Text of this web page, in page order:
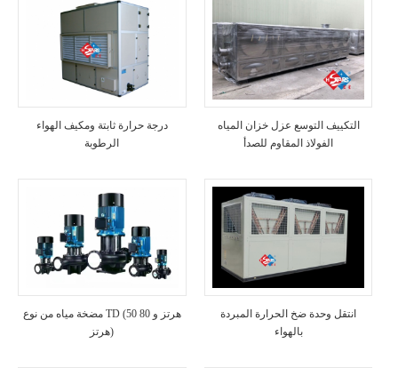
درجة حرارة ثابتة ومكيف الهواء
الرطوبة
التكييف التوسع عزل خزان المياه
الفولاذ المقاوم للصدأ
مضخة مياه من نوع TD (50 هرتز و 80
هرتز)
انتقل وحدة ضخ الحرارة المبردة
بالهواء